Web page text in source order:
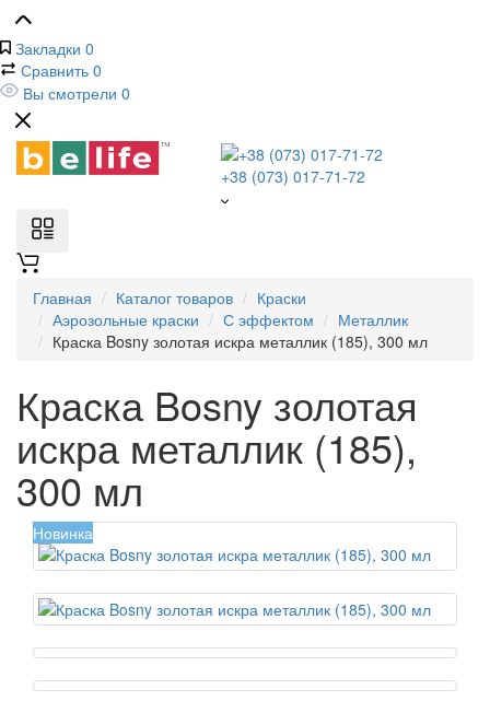
Закладки 0
Сравнить 0
Вы смотрели 0
+38 (073) 017-71-72
Главная Каталог товаров
Краски
Аэрозольные краски
С эффектом
Металлик
Краска Bosny золотая искра металлик (185), 300 мл
Краска Bosny золотая
искра металлик (185),
300 мл
Новинка